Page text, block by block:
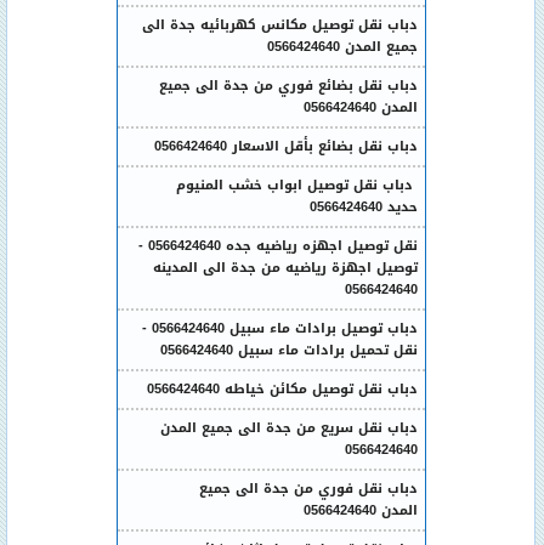
دباب نقل توصيل مكانس كهربائيه جدة الى
جميع المدن 0566424640
دباب نقل بضائع فوري من جدة الى جميع
المدن 0566424640
دباب نقل بضائع بأقل الاسعار 0566424640
دباب نقل توصيل ابواب خشب المنيوم
حديد 0566424640
نقل توصيل اجهزه رياضيه جده 0566424640 -
توصيل اجهزة رياضيه من جدة الى المدينه
0566424640
دباب توصيل برادات ماء سبيل 0566424640 -
نقل تحميل برادات ماء سبيل 0566424640
دباب نقل توصيل مكائن خياطه 0566424640
دباب نقل سريع من جدة الى جميع المدن
0566424640
دباب نقل فوري من جدة الى جميع
المدن 0566424640